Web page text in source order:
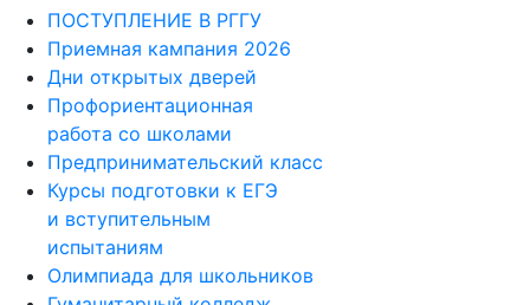
ПОСТУПЛЕНИЕ В РГГУ
Приемная кампания 2026
Дни открытых дверей
Профориентационная
работа со школами
Предпринимательский класс
Курсы подготовки к ЕГЭ
и вступительным
испытаниям
Олимпиада для школьников